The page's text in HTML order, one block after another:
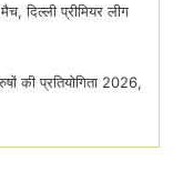
दिल्ली प्रीमियर लीग
की प्रतियोगिता 2026,